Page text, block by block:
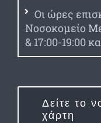
Οι ώρες
Νοσοκομείο
& 17:00-19:00
Δείτε το
χάρτη